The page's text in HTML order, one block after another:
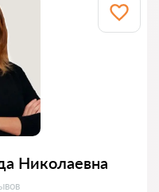
Николаевна